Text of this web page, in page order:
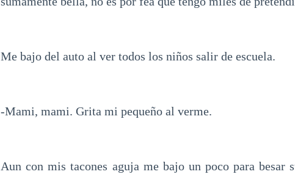
Me bajo del auto al ver todos los niños salir de escuela.
-Mami, mami. Grita mi pequeño al verme.
Aun con mis tacones aguja me bajo un poco para besar